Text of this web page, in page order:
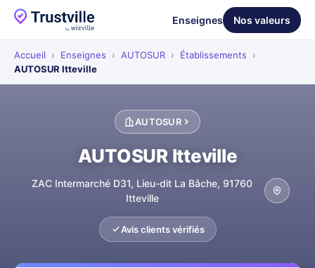
Enseignes Nos valeurs
Accueil › Enseignes › AUTOSUR › Établissements
›
AUTOSUR Itteville
AUTOSUR
AUTOSUR Itteville
ZAC Intermarché D31, Lieu-dit La Bâche, 91760
Itteville
Avis clients vérifiés